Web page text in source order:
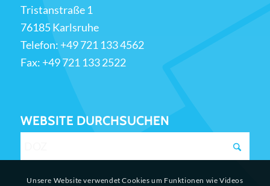
Tristanstraße 1
76185 Karlsruhe
Telefon: +49 721 133 4562
Fax: +49 721 133 2522
WEBSITE DURCHSUCHEN
Unsere Website verwendet Cookies um Funktionen wie Videos